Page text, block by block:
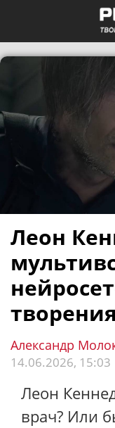
Леон
Александр
14.06.2026, 15:03
Леон
врач? Или